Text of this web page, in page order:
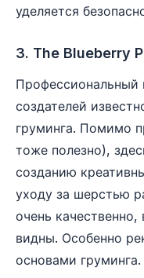
уделяется
3. The Blueberry
Профессиональный
создателей
груминга. Помимо
тоже полезно),
созданию
уходу за шерстью
очень
видны. Особенно
основами груминга.